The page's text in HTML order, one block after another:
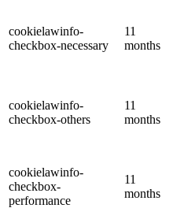
cookielawinfo-
checkbox-necessary
11
months
cookielawinfo-
checkbox-others
11
months
cookielawinfo-
checkbox-
performance
11
months